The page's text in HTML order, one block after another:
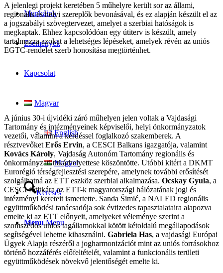
Munkáink
Események
Kapcsolat
Magyar
English
Magyar
Keresés
Menu Menu
A jelenlegi projekt keretében 5 műhelyre került sor az állami,
regionális és helyi szereplők bevonásával, és ez alapján készült el az
a jogszabályi szövegtervezet, amelyet a szerbiai hatóságok is
megkaptak. Ehhez kapcsolódóan egy útiterv is készült, amely
tartalmazza azokat a lehetséges lépéseket, amelyek révén az uniós
EGTC-rendelet szerb honosítása megtörténhet.
A június 30-i újvidéki záró műhelyen jelen voltak a Vajdasági
Tartomány és intézményeinek képviselői, helyi önkormányzatok
vezetői, valamint a kérdéssel foglalkozó szakemberek. A
résztvevőket Erős Ervin, a CESCI Balkans igazgatója, valamint
Kovács Károly, Vajdaság Autonóm Tartomány regionális és
önkormányzati titkárhelyettese köszöntötte. Utóbbi kitért a DKMT
Eurorégió térségfejlesztési szerepére, amelynek további erősítését
szolgálhatná az ETT eszköz szerbiai alkalmazása. Ocskay Gyula, a
CESCI főtitkára az ETT-k magyarországi hálózatának jogi és
intézményi kereteit ismertette. Sanda Šimić, a NALED regionális
együttműködési tanácsadója sok évtizedes tapasztalataira alapozva
emelte ki az ETT előnyeit, amelyeket véleménye szerint a
szomszédos uniós tagállamokkal kötött kétoldalú megállapodások
segítségével lehetne kihasználni. Gabriela Has, a vajdasági Európai
Ügyek Alapja részéről a jogharmonizációt mint az uniós forrásokhoz
történő hozzáférés előfeltételét, valamint a funkcionális területi
együttműködések növekvő jelentőségét emelte ki.